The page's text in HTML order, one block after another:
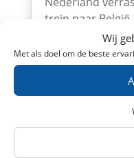
Wij
Met als doel om de beste
trein naar België.